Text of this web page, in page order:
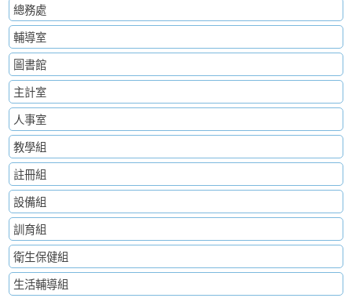
總務處
輔導室
圖書館
主計室
人事室
教學組
註冊組
設備組
訓育組
衛生保健組
生活輔導組